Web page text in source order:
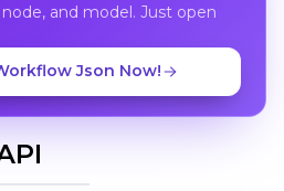
and model. Just open
Json Now!